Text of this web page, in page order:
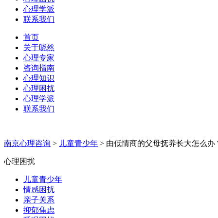
心理学派
联系我们
首页
关于晓然
心理专家
咨询指南
心理知识
心理困扰
心理学派
联系我们
南京心理咨询 > 儿童青少年 > 由低情商的父母抚养长大怎么办
心理困扰
儿童青少年
情感困扰
亲子关系
抑郁焦虑